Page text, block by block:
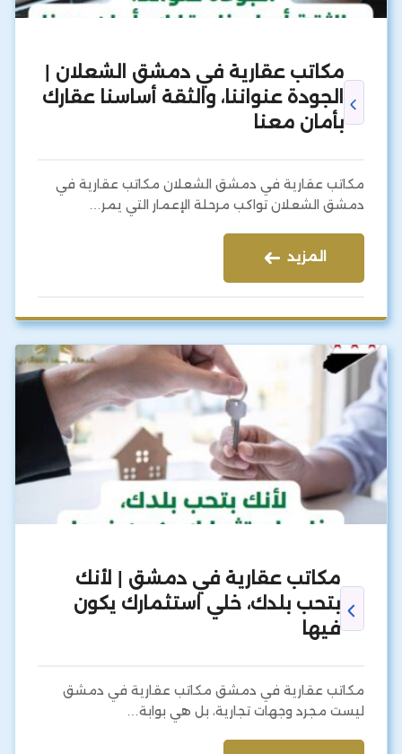
مكاتب عقارية في دمشق الشعلان |
الجودة عنواننا، والثقة أساسنا عقارك
بأمان معنا
مكاتب عقارية في دمشق الشعلان مكاتب عقارية في
دمشق الشعلان تواكب مرحلة الإعمار التي يمر…
المزيد
مكاتب عقارية في دمشق | لأنك
بتحب بلدك، خلي استثمارك يكون
فيها
مكاتب عقارية في دمشق مكاتب عقارية في دمشق
ليست مجرد وجهات تجارية، بل هي بوابة…